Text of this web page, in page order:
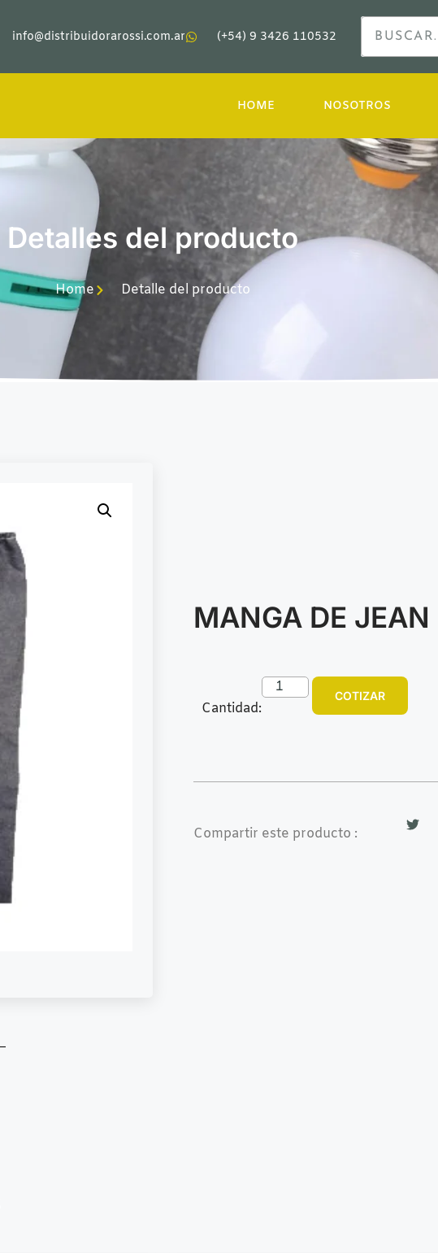
info@distribuidorarossi.com.ar (+54) 9 3426 110532
HOME NOSOTROS
Detalles del producto
Home Detalle del producto
MANGA DE
Cantidad:
COTIZAR
Compartir este producto :